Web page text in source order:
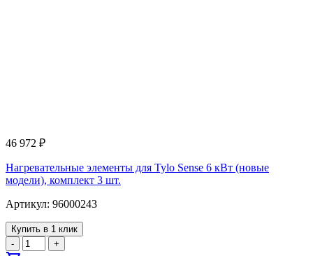
46 972 ₽
Нагревательные элементы для Tylo Sense 6 кВт (новые
модели), комплект 3 шт.
Артикул: 96000243
Купить в 1 клик
-
+